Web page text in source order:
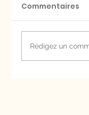
Commentaires
Rédigez un